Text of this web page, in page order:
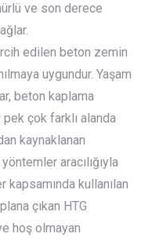
ve son derece
edilen beton zemin
uygundur. Yaşam
beton kaplama
çok farklı alanda
kaynaklanan
aracılığıyla
kullanılan
çıkan HTG
hoş olmayan